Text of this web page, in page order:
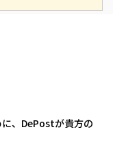
、 DePostが貴方の